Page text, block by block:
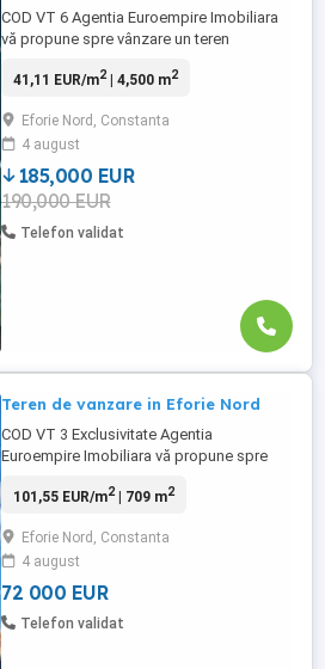
COD VT 6 Agentia Euroempire Imobiliara
vă propune spre vânzare un teren
cartier nou avand o suprafata de 4500 mp.
ideal pentru investiție sau pentru
construirea unei locuințe permanente sau
de vacanță, fiind situat într-o ...
41,11 EUR/m2| 4,500 m2
Eforie Nord, Constanta
4 august
185,000 EUR
190,000 EUR
Telefon validat
Teren de vanzare in Eforie Nord
COD VT 3 Exclusivitate Agentia
Euroempire Imobiliara vă propune spre
statiunea Eforie Nord zona cartierul nou
deschidere de 20 ml la strada Daliei
,utilitati, Terenul este ideal pentru investiție
sau pentru construirea unei ...
101,55 EUR/m2| 709 m2
Eforie Nord, Constanta
4 august
72 000 EUR
Telefon validat